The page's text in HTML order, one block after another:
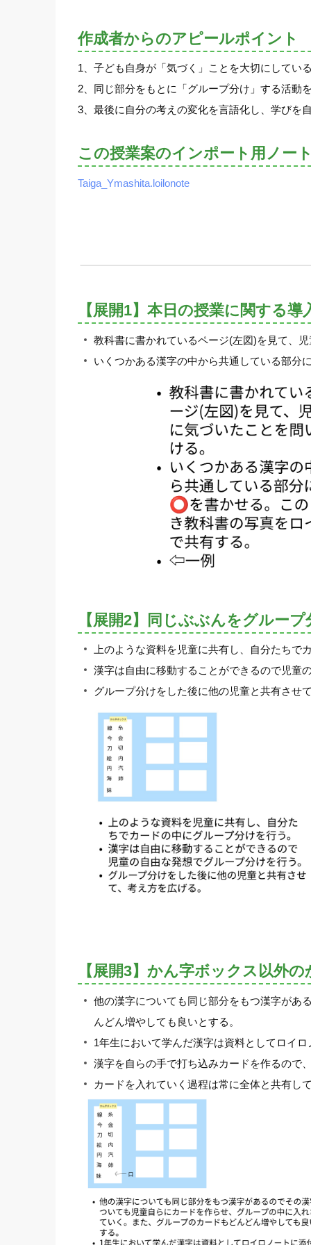
作成者からのアピールポイント
1、子ども自身が「気づく」ことを大切にしてい
2、同じ部分をもとに「グループ分け」する活動
3、最後に自分の考えの変化を言語化し、学びを
この授業案のインポート用ノー
Taiga_Ymashita.loilonote
【展開1】本日の授業に関する導
教科書に書かれているページ(左図)を見て、
いくつかある漢字の中から共通している部
【展開2】同じぶぶんをグルー
上のような資料を児童に共有し、自分たちで
漢字は自由に移動することができるので児童
グループ分けをした後に他の児童と共有させ
【展開3】かん字ボックス以外
他の漢字についても同じ部分をもつ漢字があ
んどん増やしても良いとする。
1年生において学んだ漢字は資料としてロイ
漢字を自らの手で打ち込みカードを作るので
カードを入れていく過程は常に全体と共有し